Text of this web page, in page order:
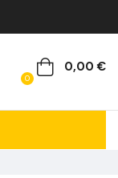
0
0,00€